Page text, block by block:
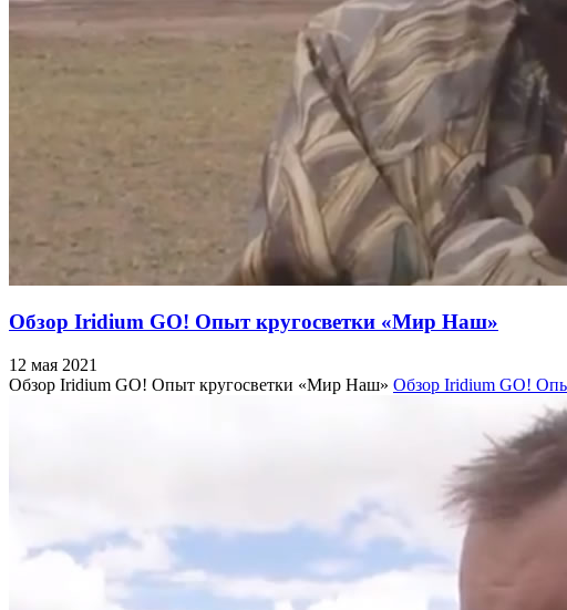
Обзор Iridium GO! Опыт кругосветки «Мир Наш»
12 мая 2021
Обзор Iridium GO! Опыт кругосветки «Мир Наш» Обзор Iridium GO!